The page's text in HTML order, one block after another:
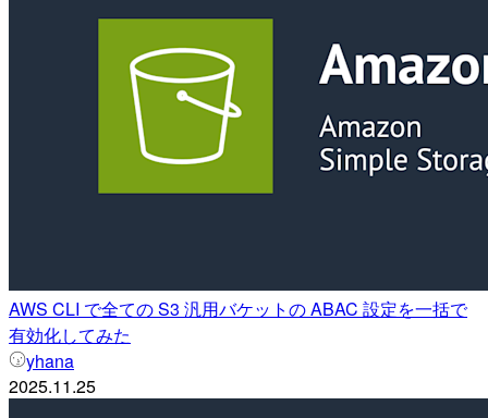
AWS CLI で全ての S3 汎用バケットの ABAC 設定を一括で
有効化してみた
yhana
2025.11.25